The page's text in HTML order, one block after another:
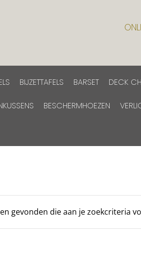
BIJZETTAFELS BARSET DECK
BESCHERMHOEZEN
gevonden die aan je zoekcriteria